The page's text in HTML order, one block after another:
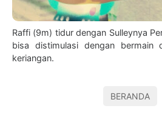
Raffi (9m) tidur dengan Sulleynya Pertumbuhan kognitif anak
bisa distimulasi dengan bermain
keriangan.
BERANDA